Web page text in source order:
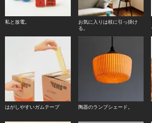
私と放電。
お気に入りは枝に引っ掛け
る。
はがしやすいガムテープ 陶器のランプシェード。